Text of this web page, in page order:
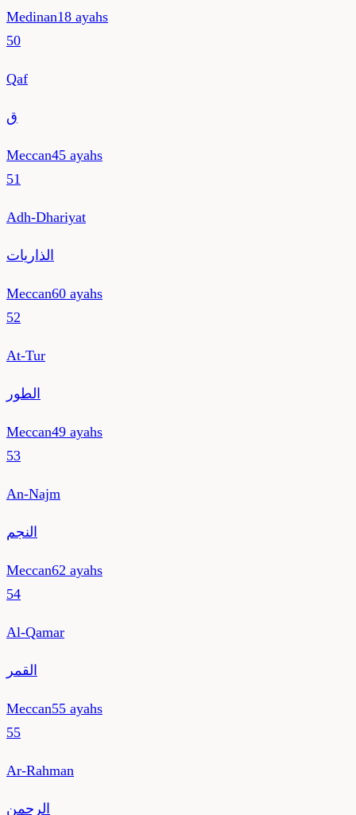
Medinan18 ayahs
50
Qaf
ق
Meccan45 ayahs
51
Adh-Dhariyat
الذاريات
Meccan60 ayahs
52
At-Tur
الطور
Meccan49 ayahs
53
An-Najm
النجم
Meccan62 ayahs
54
Al-Qamar
القمر
Meccan55 ayahs
55
Ar-Rahman
الرحمن